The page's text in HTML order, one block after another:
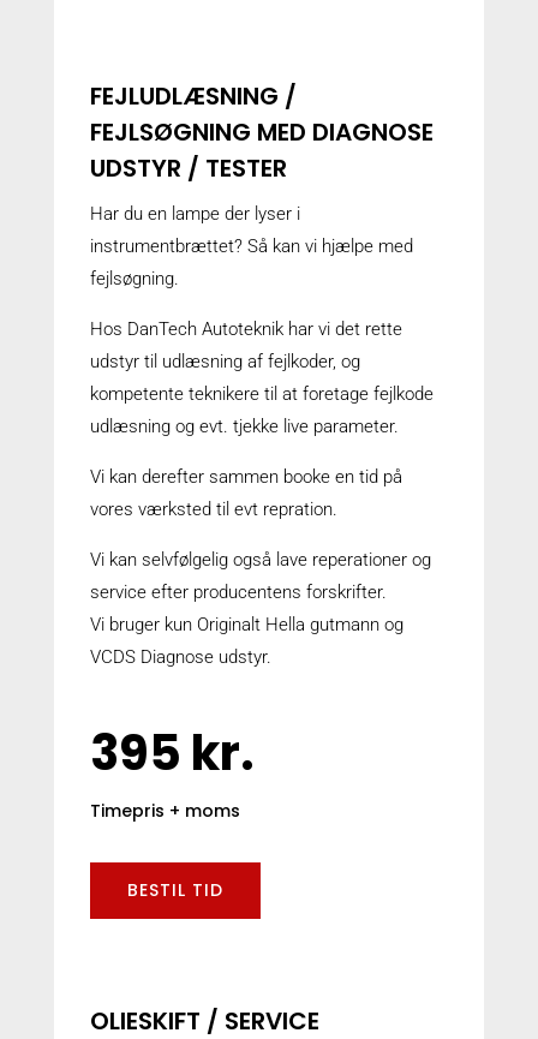
FEJLUDLÆSNING /
FEJLSØGNING MED DIAGNOSE
UDSTYR / TESTER
Har du en lampe der lyser i
instrumentbrættet? Så kan vi hjælpe med
fejlsøgning.
Hos DanTech Autoteknik har vi det rette
udstyr til udlæsning af fejlkoder, og
kompetente teknikere til at foretage fejlkode
udlæsning og evt. tjekke live parameter.
Vi kan derefter sammen booke en tid på
vores værksted til evt repration.
Vi kan selvfølgelig også lave reperationer og
service efter producentens forskrifter.
Vi bruger kun Originalt Hella gutmann og
VCDS Diagnose udstyr.
395 kr.
Timepris + moms
BESTIL TID
OLIESKIFT / SERVICE